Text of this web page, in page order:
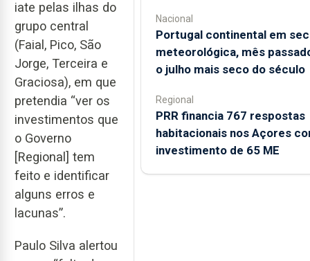
iate pelas ilhas do
grupo central
(Faial, Pico, São
Jorge, Terceira e
Graciosa), em que
pretendia “ver os
investimentos que
o Governo
[Regional] tem
feito e identificar
alguns erros e
lacunas”.
Paulo Silva alertou
Nacional
Portugal continental em
meteorológica, mês
o julho mais seco do século
Regional
PRR financia 767 respostas
habitacionais nos Açores
investimento de 65 ME